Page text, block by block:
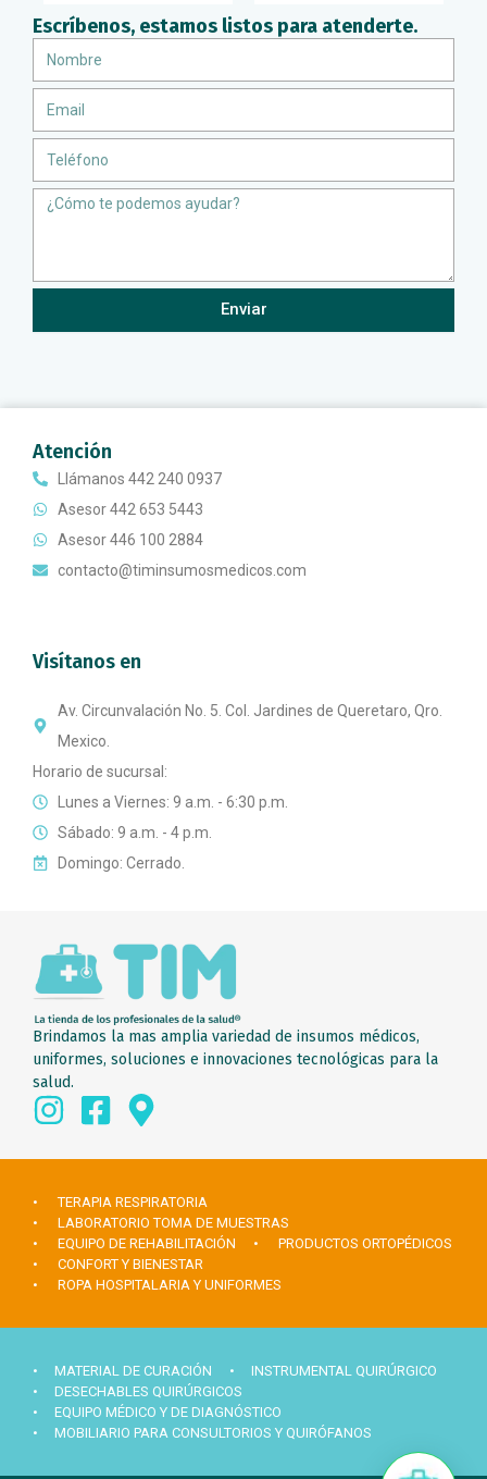
Escríbenos, estamos listos para atenderte.
Message
Enviar
Atención
Llámanos 442 240 0937
Asesor 442 653 5443
Asesor 446 100 2884
contacto@timinsumosmedicos.com
Visítanos en
Av. Circunvalación No. 5. Col. Jardines de Queretaro, Qro.
Mexico.
Horario de sucursal:
Lunes a Viernes: 9 a.m. - 6:30 p.m.
Sábado: 9 a.m. - 4 p.m.
Domingo: Cerrado.
Brindamos la mas amplia variedad de insumos médicos,
uniformes, soluciones e innovaciones tecnológicas para la
salud.
• TERAPIA RESPIRATORIA
• LABORATORIO TOMA DE MUESTRAS
• EQUIPO DE REHABILITACIÓN
• PRODUCTOS ORTOPÉDICOS
• CONFORT Y BIENESTAR
• ROPA HOSPITALARIA Y UNIFORMES
• MATERIAL DE CURACIÓN
• INSTRUMENTAL QUIRÚRGICO
• DESECHABLES QUIRÚRGICOS
• EQUIPO MÉDICO Y DE DIAGNÓSTICO
• MOBILIARIO PARA CONSULTORIOS Y QUIRÓFANOS